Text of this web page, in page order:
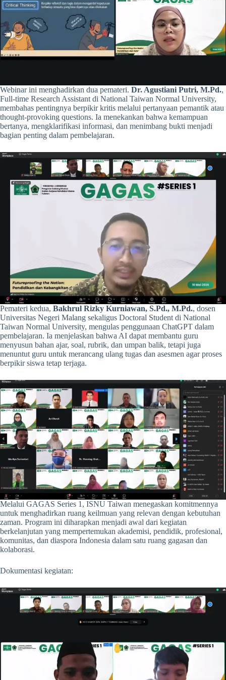
Webinar ini menghadirkan dua pemateri. Dr. Agustiani Putri, M.Pd.,
Full-time Research Assistant di National Taiwan Normal University,
membahas pentingnya berpikir kritis melalui pertanyaan pemantik atau
thought-provoking questions. Ia menekankan bahwa kemampuan
bertanya, mengklarifikasi informasi, dan menimbang bukti menjadi
bagian penting dalam pembelajaran.
Pemateri kedua, Bakhrul Rizky Kurniawan, S.Pd., M.Pd., dosen
Universitas Negeri Malang sekaligus Doctoral Student di National
Taiwan Normal University, mengulas penggunaan ChatGPT dalam
pembelajaran. Ia menjelaskan bahwa AI dapat membantu guru
menyusun bahan ajar, soal, rubrik, dan umpan balik, tetapi juga
menuntut guru untuk merancang ulang tugas dan asesmen agar proses
berpikir siswa tetap terjaga.
Melalui GAGAS Series 1, ISNU Taiwan menegaskan komitmennya
untuk menghadirkan ruang keilmuan yang relevan dengan kebutuhan
zaman. Program ini diharapkan menjadi awal dari kegiatan
berkelanjutan yang mempertemukan akademisi, pendidik, profesional,
komunitas, dan diaspora Indonesia dalam satu ruang gagasan dan
kolaborasi.
Dokumentasi kegiatan: